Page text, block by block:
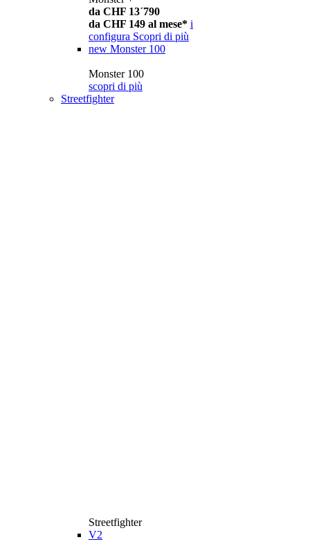
da CHF 13´790
da CHF 149 al mese* i
configura Scopri di più
new Monster 100
Monster 100
scopri di più
Streetfighter
Streetfighter
V2